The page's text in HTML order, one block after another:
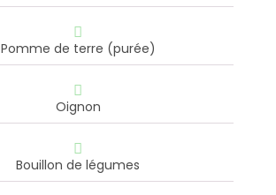
Pomme de terre (purée)
Oignon
Bouillon de légumes